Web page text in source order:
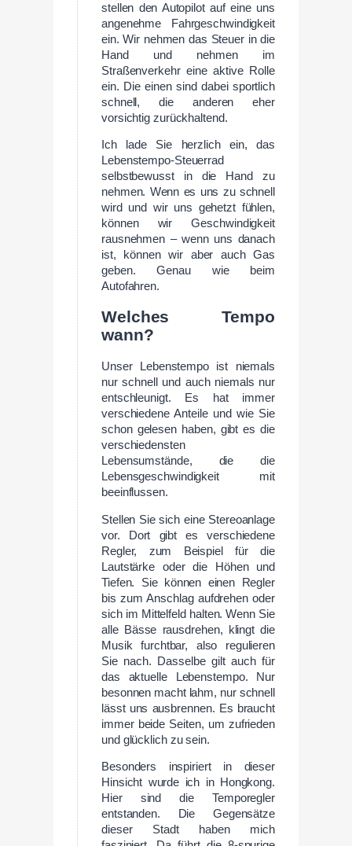
stellen den Autopilot auf eine uns
angenehme Fahrgeschwindigkeit
ein. Wir nehmen das Steuer in die
Hand und nehmen im
Straßenverkehr eine aktive Rolle
ein. Die einen sind dabei sportlich
schnell, die anderen eher
vorsichtig zurückhaltend.
Ich lade Sie herzlich ein, das
Lebenstempo-Steuerrad
selbstbewusst in die Hand zu
nehmen. Wenn es uns zu schnell
wird und wir uns gehetzt fühlen,
können wir Geschwindigkeit
rausnehmen – wenn uns danach
ist, können wir aber auch Gas
geben. Genau wie beim
Autofahren.
Welches Tempo
wann?
Unser Lebenstempo ist niemals
nur schnell und auch niemals nur
entschleunigt. Es hat immer
verschiedene Anteile und wie Sie
schon gelesen haben, gibt es die
verschiedensten
Lebensumstände, die die
Lebensgeschwindigkeit mit
beeinflussen.
Stellen Sie sich eine Stereoanlage
vor. Dort gibt es verschiedene
Regler, zum Beispiel für die
Lautstärke oder die Höhen und
Tiefen. Sie können einen Regler
bis zum Anschlag aufdrehen oder
sich im Mittelfeld halten. Wenn Sie
alle Bässe rausdrehen, klingt die
Musik furchtbar, also regulieren
Sie nach. Dasselbe gilt auch für
das aktuelle Lebenstempo. Nur
besonnen macht lahm, nur schnell
lässt uns ausbrennen. Es braucht
immer beide Seiten, um zufrieden
und glücklich zu sein.
Besonders inspiriert in dieser
Hinsicht wurde ich in Hongkong.
Hier sind die Temporegler
entstanden. Die Gegensätze
dieser Stadt haben mich